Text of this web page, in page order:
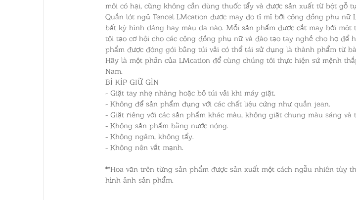
môi có hại, cũng không cần dùng thuốc tẩy và được sản xuất từ bột gỗ
Quần lót ngủ Tencel LMcation được may đo tỉ mỉ bởi cộng đồng phụ
bất kỳ hình dáng hay màu da nào. Mỗi sản phẩm được cắt may bởi
tôi tạo cơ hội cho các cộng đồng phụ nữ và đào tạo tay nghề cho họ để
phẩm được đóng gói bằng túi vải có thể tái sử dụng là thành phẩm từ
Hãy là một phần của LMcation để cùng chúng tôi thực hiện sứ mệnh
Nam.
BÍ KÍP GIỮ GÌN
- Giặt tay nhẹ nhàng hoặc bỏ túi vải khi máy giặt.
- Không để sản phẩm đụng với các chất liệu cứng như quần jean.
- Giặt riêng với các sản phẩm khác màu, không giặt chung màu sáng và
- Không sản phẩm bằng nước nóng.
- Không ngâm, không tẩy.
- Không nên vắt mạnh.
**Hoa văn trên từng sản phẩm được sản xuất một cách ngẫu nhiên tùy
hình ảnh sản phẩm.